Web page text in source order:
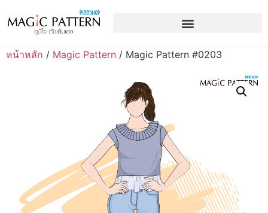
หน้าหลัก / Magic Pattern / Magic Pattern #0203